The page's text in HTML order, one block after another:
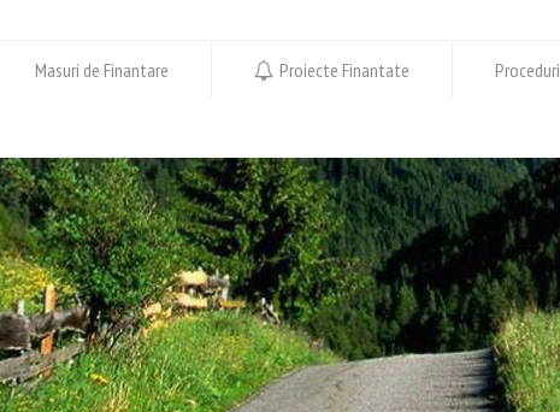
Masuri de Finantare Proiecte Finantate Proceduri